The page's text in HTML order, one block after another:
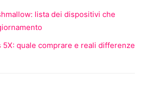
lista dei dispositivi che
5X: quale comprare e reali differenze